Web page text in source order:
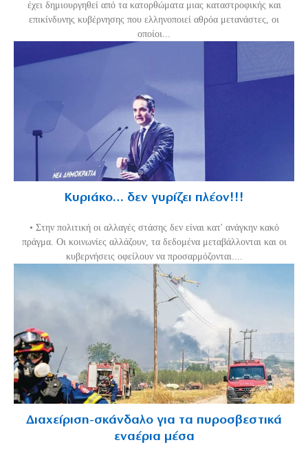
έχει δημιουργηθεί από τα κατορθώματα μιας καταστροφικής και
επικίνδυνης κυβέρνησης που ελληνοποιεί αθρόα μετανάστες, οι
οποίοι...
Κυριάκο… δεν γυρίζει πλέον!!!
• Στην πολιτική οι αλλαγές στάσης δεν είναι κατ' ανάγκην κακό
πράγμα. Οι κοινωνίες αλλάζουν, τα δεδομένα μεταβάλλονται και οι
κυβερνήσεις οφείλουν να προσαρμόζονται....
Διαχείριση-σκάνδαλο για τα πυροσβεστικά
εναέρια μέσα